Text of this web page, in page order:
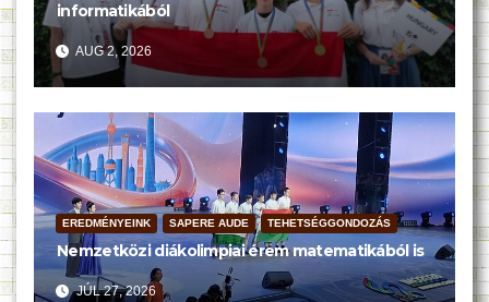
informatikából
AUG 2, 2026
EREDMÉNYEINK SAPERE AUDE TEHETSÉGGONDOZÁS
Nemzetközi diákolimpiai érem matematikából is
JÚL 27, 2026